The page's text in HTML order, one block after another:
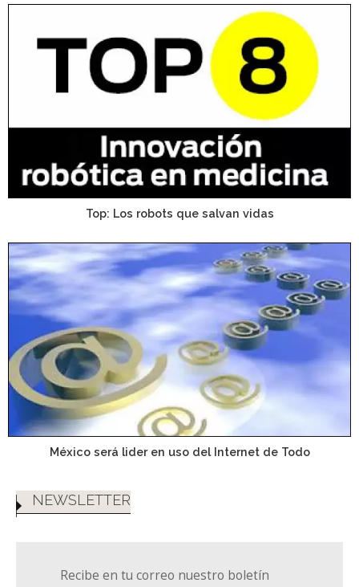
Top: Los robots que salvan vidas
México será lider en uso del Internet de Todo
NEWSLETTER
Recibe en tu correo nuestro boletín